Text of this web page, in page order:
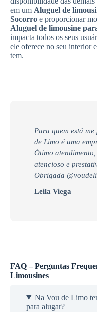
em um Aluguel de
Socorro e proporcionar
Aluguel de limousine
impacta todos os seus
ele oferece no seu interior
tem.
Para quem está
de Limo é uma
Ótimo
atencioso e
Obrigada
Leila Viega
FAQ – Perguntas
Limousines
Na Vou de Limo
para alugar?